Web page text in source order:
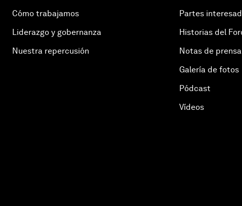
Cómo trabajamos
Liderazgo y gobernanza
Nuestra repercusión
Partes
Historias del
Notas de prensa
Galería de fotos
Pódcast
Vídeos